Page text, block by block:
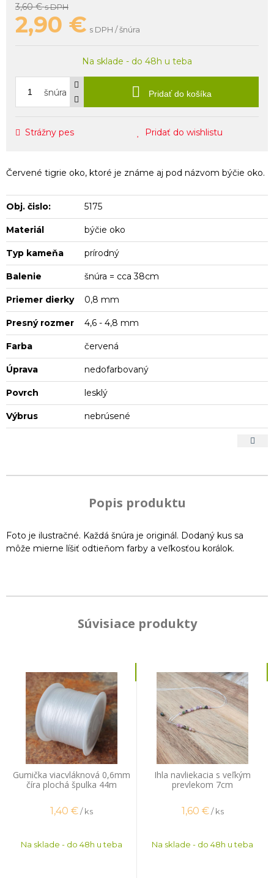
3,60 €s DPH
2,90 € s DPH / šnúra
Na sklade - do 48h u teba
šnúra Pridať do košíka
Strážny pes Pridať do wishlistu
Červené tigrie oko, ktoré je známe aj pod názvom býčie oko.
Obj. čislo: 5175
Materiál býčie oko
Typ kameňa prírodný
Balenie šnúra = cca 38cm
Priemer dierky 0,8 mm
Presný rozmer 4,6 - 4,8 mm
Farba červená
Úprava nedofarbovaný
Povrch lesklý
Výbrus nebrúsené
Popis produktu
Foto je ilustračné. Každá šnúra je originál. Dodaný kus sa
môže mierne líšiť odtieňom farby a veľkosťou korálok.
Súvisiace produkty
Gumička viacvláknová 0,6mm
číra plochá špulka 44m
1,40 € / ks
Na sklade - do 48h u teba
Ihla navliekacia s veľkým
prevlekom 7cm
1,60 € / ks
Na sklade - do 48h u teba